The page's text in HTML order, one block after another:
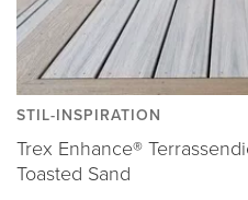
STIL-INSPIRATION
Trex Enhance®
Toasted Sand